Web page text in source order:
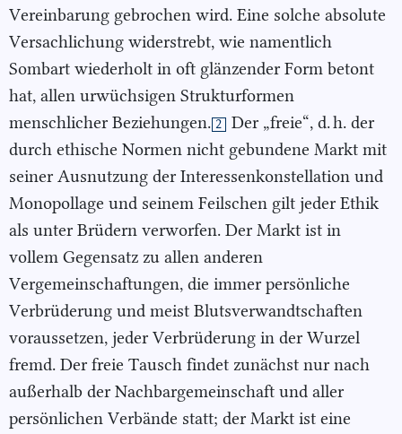
Vereinbarung gebrochen wird. Eine solche absolute
Versachlichung widerstrebt, wie namentlich
Sombart wiederholt in oft glänzender Form betont
hat, allen urwüchsigen Strukturformen
menschlicher Beziehungen. 2
Der „freie“, d. h. der
durch ethische Normen nicht gebundene Markt mit
seiner Ausnutzung der Interessenkonstellation und
Monopollage und seinem Feilschen gilt jeder Ethik
als unter Brüdern verworfen. Der Markt ist in
vollem Gegensatz zu allen anderen
Vergemeinschaftungen, die immer persönliche
Verbrüderung und meist Blutsverwandtschaften
voraussetzen, jeder Verbrüderung in der Wurzel
fremd. Der freie Tausch findet zunächst nur nach
außerhalb der Nachbargemeinschaft und aller
persönlichen Verbände statt; der Markt ist eine